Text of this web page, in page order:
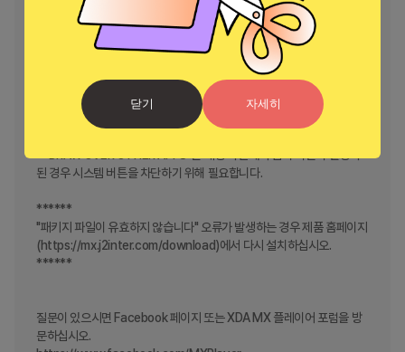
닫기 자세히
* "WAKE_LOCK"은 동영상을 시청하는 동안 휴대전화가 잠자기 상태가
되지 않도록 하는 데 필요합니다.
* "KILL_BACKGROUND_PROCESSES"는 백그라운드 재생에서 사용
되는 MX 플레이어 서비스를 중지하는 데 필요합니다.
* Kids Lock 사용 시 보안 화면 잠금을 일시적으로 방지하려면
"DISABLE_KEYGUARD"가 필요합니다.
* Kids Lock 사용 시 일부 키를 차단하려면
된 경우 시스템 버튼을 차단하기 위해 필요합니다.
******
"패키지 파일이 유효하지 않습니다" 오류가 발생하는 경우 제품 홈페이지
(https://mx.j2inter.com/download)에서 다시 설치하십시오.
******
질문이 있으시면 Facebook 페이지 또는 XDA MX 플레이어 포럼을 방
문하십시오.